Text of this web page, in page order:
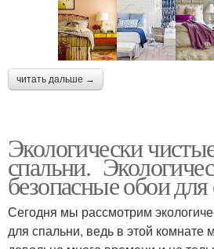
читать дальше →
Экологически
спальни.
безопасные обои
Сегодня мы рассмотрим
для спальни, ведь в этой комнате